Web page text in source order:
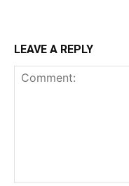
LEAVE A REPLY